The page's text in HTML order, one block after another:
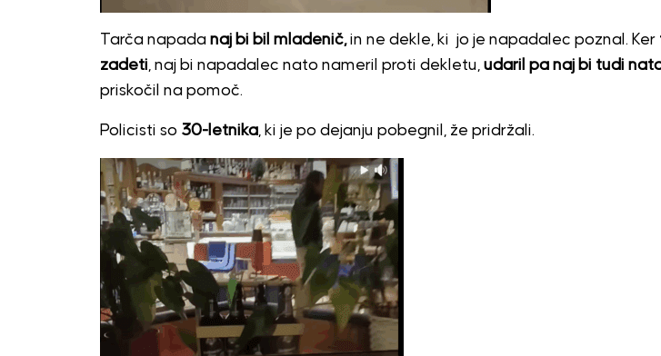
Tarča napada naj bi bil mladenič,in ne dekle, ki jo je napadalec poznal. Ker
zadeti, naj bi napadalec nato nameril proti dekletu, udaril pa naj bi tudi
priskočil na pomoč.
Policisti so 30-letnika, ki je po dejanju pobegnil, že pridržali.